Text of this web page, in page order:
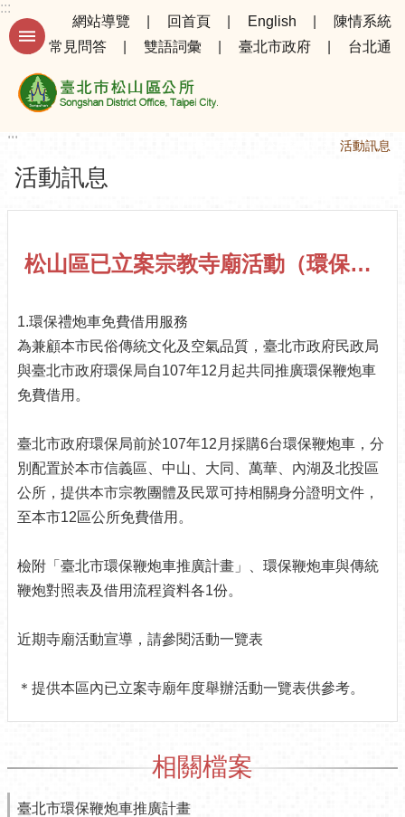
跳到主要內容區塊
進
搜
告
訊
專
區
機
關
紹
認
識
松
為
民
務
里
訊
政
資
:::
網站導覽
回首頁 English
陳情系統
常見問答
雙語詞彙 臺北市政府 台北通
:::
:::
活動訊息
活動訊息
松山區已立案宗教寺廟活動（環保禮炮車免費借用服務）
1.環保禮炮車免費借用服務
為兼顧本市民俗傳統文化及空氣品質，臺北市政府民政局
與臺北市政府環保局自107年12月起共同推廣環保鞭炮車
免費借用。
臺北市政府環保局前於107年12月採購6台環保鞭炮車，分
別配置於本市信義區、中山、大同、萬華、內湖及北投區
公所，提供本市宗教團體及民眾可持相關身分證明文件，
至本市12區公所免費借用。
檢附「臺北市環保鞭炮車推廣計畫」、環保鞭炮車與傳統
鞭炮對照表及借用流程資料各1份。
近期寺廟活動宣導，請參閱活動一覽表
＊提供本區內已立案寺廟年度舉辦活動一覽表供參考。
相關檔案
臺北市環保鞭炮車推廣計畫